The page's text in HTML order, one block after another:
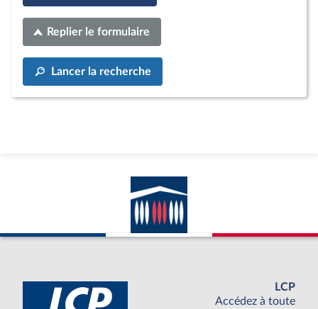
Replier le formulaire
Lancer la recherche
LCP
Accédez à toute